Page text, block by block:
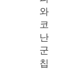
와
코
난
군
칩